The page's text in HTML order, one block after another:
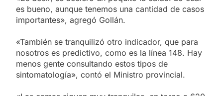
es bueno, aunque tenemos una cantidad de casos
importantes», agregó Gollán.
«También se tranquilizó otro indicador, que para
nosotros es predictivo, como es la línea 148. Hay
menos gente consultando estos tipos de
sintomatología», contó el Ministro provincial.